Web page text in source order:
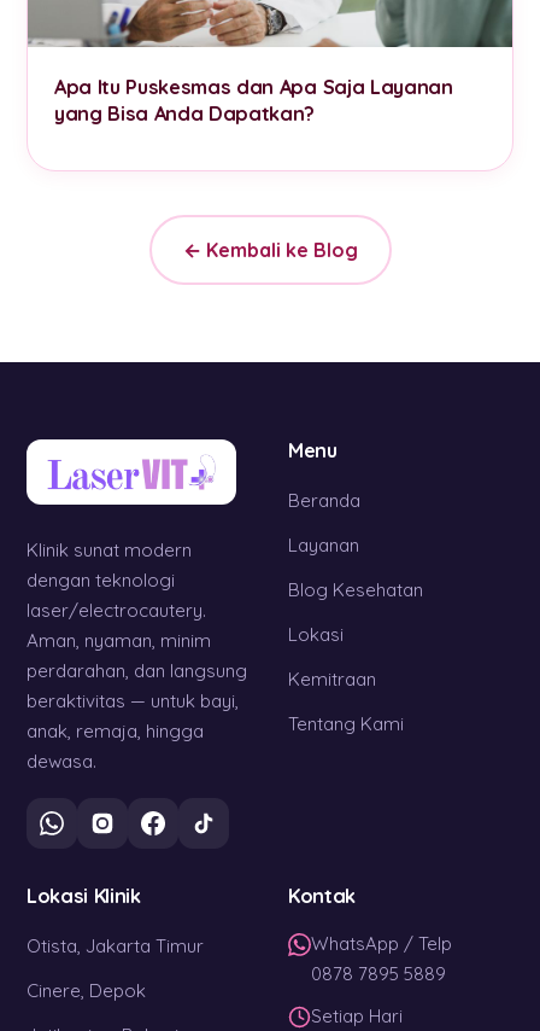
Apa Itu Puskesmas dan Apa Saja Layanan
yang Bisa Anda Dapatkan?
← Kembali ke Blog
Klinik sunat modern
dengan teknologi
laser/electrocautery.
Aman, nyaman, minim
perdarahan, dan langsung
beraktivitas — untuk bayi,
anak, remaja, hingga
dewasa.
Menu
Beranda
Layanan
Blog Kesehatan
Lokasi
Kemitraan
Tentang Kami
Lokasi Klinik
Otista, Jakarta Timur
Cinere, Depok
Kontak
WhatsApp / Telp
0878 7895 5889
Setiap Hari